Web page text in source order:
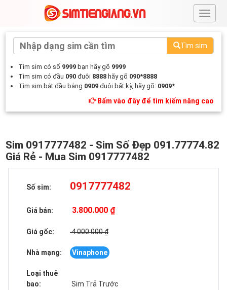
#
Tìm sim
Tìm sim có số 9999 bạn hãy gõ 9999
Tìm sim có đầu 090 đuôi 8888 hãy gõ 090*8888
Tìm sim bắt đầu bằng 0909 đuôi bất kỳ, hãy gõ: 0909*
Bấm vào đây để tìm kiếm nâng cao
Sim 0917777482 - Sim Số Đẹp 091.77774.82
Giá Rẻ - Mua Sim 0917777482
Số sim: 0917777482
Giá bán: 3.800.000 ₫
Giá gốc: 4.000.000 ₫
Nhà mạng: Vinaphone
Loại thuê
bao:
Sim Trả Trước